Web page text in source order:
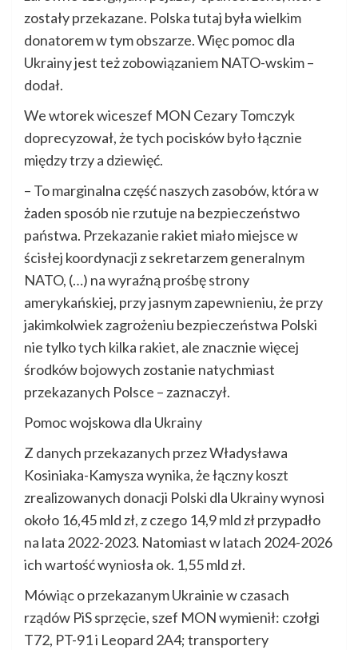
zostały przekazane. Polska tutaj była wielkim
donatorem w tym obszarze. Więc pomoc dla
Ukrainy jest też zobowiązaniem NATO-wskim –
dodał.
We wtorek wiceszef MON Cezary Tomczyk
doprecyzował, że tych pocisków było łącznie
między trzy a dziewięć.
– To marginalna część naszych zasobów, która w
żaden sposób nie rzutuje na bezpieczeństwo
państwa. Przekazanie rakiet miało miejsce w
ścisłej koordynacji z sekretarzem generalnym
NATO, (…) na wyraźną prośbę strony
amerykańskiej, przy jasnym zapewnieniu, że przy
jakimkolwiek zagrożeniu bezpieczeństwa Polski
nie tylko tych kilka rakiet, ale znacznie więcej
środków bojowych zostanie natychmiast
przekazanych Polsce – zaznaczył.
Pomoc wojskowa dla Ukrainy
Z danych przekazanych przez Władysława
Kosiniaka-Kamysza wynika, że łączny koszt
zrealizowanych donacji Polski dla Ukrainy wynosi
około 16,45 mld zł, z czego 14,9 mld zł przypadło
na lata 2022-2023. Natomiast w latach 2024-2026
ich wartość wyniosła ok. 1,55 mld zł.
Mówiąc o przekazanym Ukrainie w czasach
rządów PiS sprzęcie, szef MON wymienił: czołgi
T72, PT-91 i Leopard 2A4; transportery